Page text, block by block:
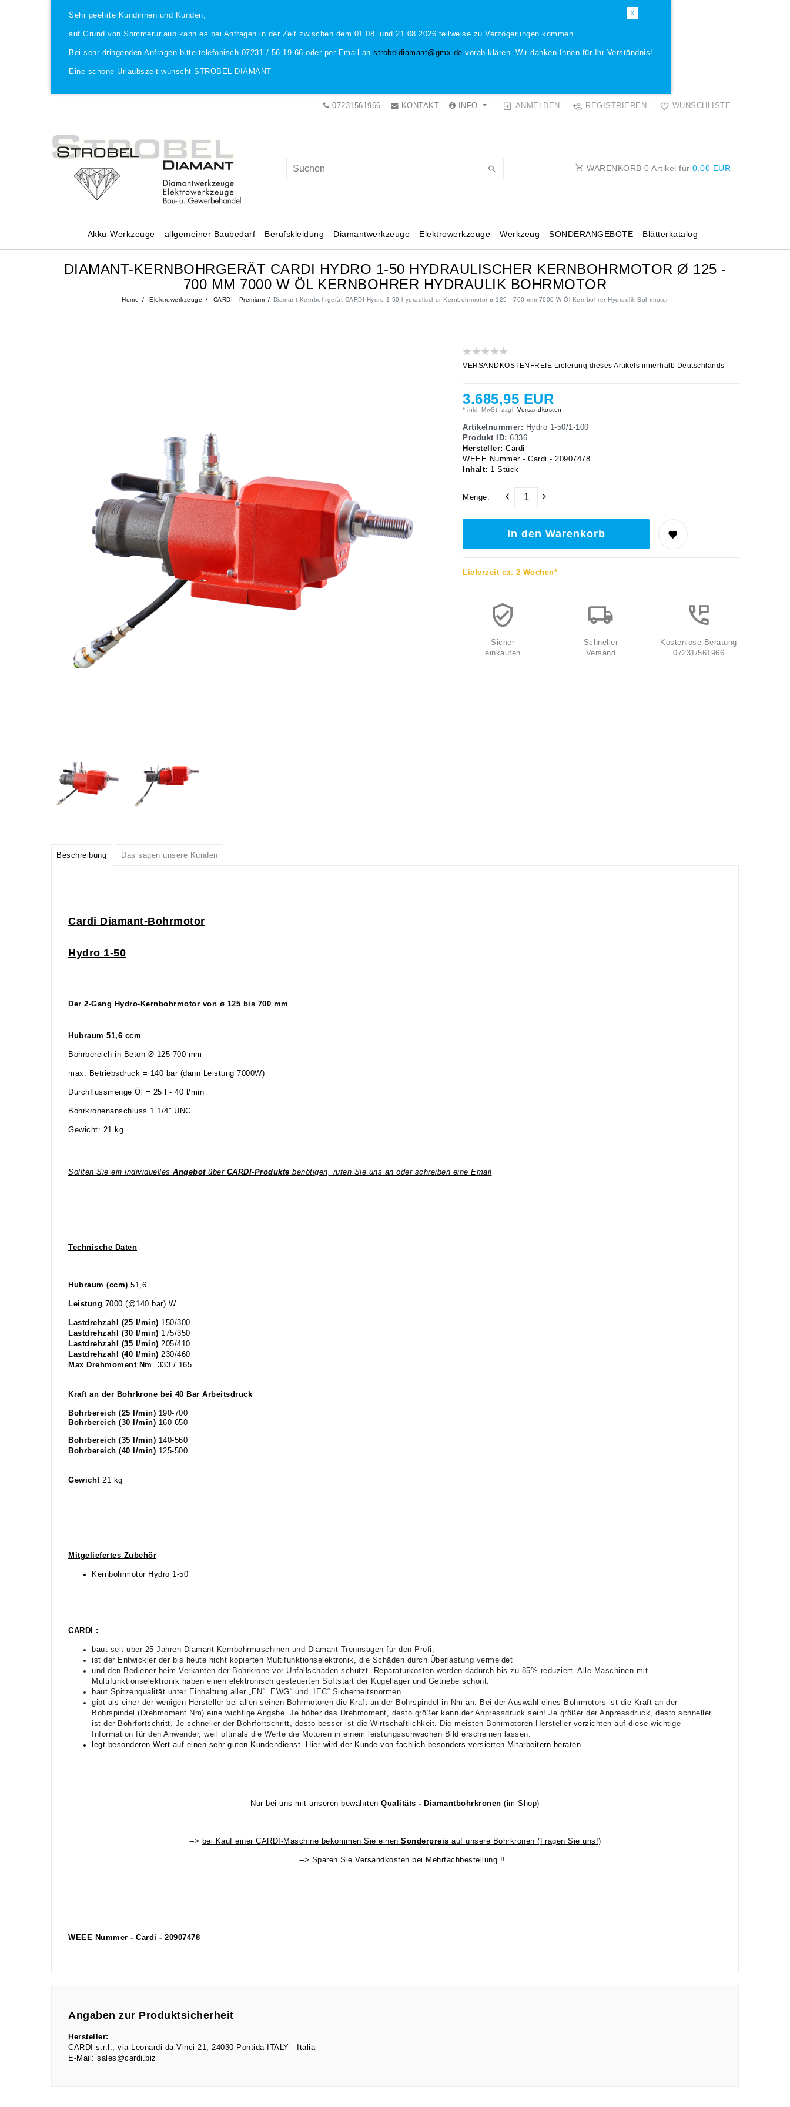
X
Sehr geehrte Kundinnen und Kunden,
auf Grund von Sommerurlaub kann es bei Anfragen in der Zeit zwischen dem 01.08. und 21.08.2026 teilweise zu Verzögerungen kommen.
Bei sehr dringenden Anfragen bitte telefonisch 07231 / 56 19 66 oder per Email an strobeldiamant@gmx.de vorab klären. Wir danken Ihnen für Ihr Verständnis!
Eine schöne Urlaubszeit wünscht STROBEL DIAMANT
07231561966 KONTAKT INFO ANMELDEN REGISTRIEREN WUNSCHLISTE
WARENKORB 0 Artikel für 0,00 EUR
Akku-Werkzeuge allgemeiner Baubedarf Berufskleidung Diamantwerkzeuge Elektrowerkzeuge Werkzeug Blätterkatalog
SONDERANGEBOTE
DIAMANT-KERNBOHRGERÄT CARDI HYDRO 1-50 HYDRAULISCHER KERNBOHRMOTOR Ø 125 -
700 MM 7000 W ÖL KERNBOHRER HYDRAULIK BOHRMOTOR
Home Elektrowerkzeuge CARDI - Premium Diamant-Kernbohrgerät CARDI Hydro 1-50 hydraulischer Kernbohrmotor ø 125 - 700 mm 7000 W Öl Kernbohrer Hydraulik Bohrmotor
VERSANDKOSTENFREIE Lieferung dieses Artikels innerhalb Deutschlands
3.685,95 EUR
* inkl. MwSt. zzgl. Versandkosten
Artikelnummer: Hydro 1-50/1-100
Produkt ID: 6336
Hersteller: Cardi
WEEE Nummer - Cardi - 20907478
Inhalt: 1 Stück
Menge:
In den Warenkorb
Lieferzeit ca. 2 Wochen*
Sicher
einkaufen
Schneller
Versand
Kostenlose Beratung
07231/561966
Beschreibung Das sagen unsere Kunden
Cardi Diamant-Bohrmotor
Hydro 1-50
Der 2-Gang Hydro-Kernbohrmotor von ø 125 bis 700 mm
Hubraum 51,6 ccm
Bohrbereich in Beton Ø 125-700 mm
max. Betriebsdruck = 140 bar (dann Leistung 7000W)
Durchflussmenge Öl = 25 l - 40 l/min
Bohrkronenanschluss 1 1/4'' UNC
Gewicht: 21 kg
Sollten Sie ein individuelles Angebotüber CARDI-Produkte benötigen, rufen Sie uns an oder schreiben eine Email
Technische Daten
Hubraum (ccm) 51,6
Leistung 7000 (@140 bar) W
Lastdrehzahl (25 l/min) 150/300
Lastdrehzahl (30 l/min) 175/350
Lastdrehzahl (35 l/min) 205/410
Lastdrehzahl (40 l/min) 230/460
Max Drehmoment Nm 333 / 165
Kraft an der Bohrkrone bei 40 Bar Arbeitsdruck
Bohrbereich (25 l/min) 190-700
Bohrbereich (30 l/min) 160-650
Bohrbereich (35 l/min) 140-560
Bohrbereich (40 l/min) 125-500
Gewicht 21 kg
Mitgeliefertes Zubehör
Kernbohrmotor Hydro 1-50
CARDI :
baut seit über 25 Jahren Diamant Kernbohrmaschinen und Diamant Trennsägen für den Profi.
ist der Entwickler der bis heute nicht kopierten Multifunktionselektronik, die Schäden durch Überlastung vermeidet
und den Bediener beim Verkanten der Bohrkrone vor Unfallschäden schützt. Reparaturkosten werden dadurch bis zu 85% reduziert. Alle Maschinen mit
Multifunktionselektronik haben einen elektronisch gesteuerten Softstart der Kugellager und Getriebe schont.
baut Spitzenqualität unter Einhaltung aller „EN“ „EWG“ und „IEC“ Sicherheitsnormen.
gibt als einer der wenigen Hersteller bei allen seinen Bohrmotoren die Kraft an der Bohrspindel in Nm an. Bei der Auswahl eines Bohrmotors ist die Kraft an der
Bohrspindel (Drehmoment Nm) eine wichtige Angabe. Je höher das Drehmoment, desto größer kann der Anpressdruck sein! Je größer der Anpressdruck, desto schneller
ist der Bohrfortschritt. Je schneller der Bohrfortschritt, desto besser ist die Wirtschaftlichkeit. Die meisten Bohrmotoren Hersteller verzichten auf diese wichtige
Information für den Anwender, weil oftmals die Werte die Motoren in einem leistungsschwachen Bild erscheinen lassen.
legt besonderen Wert auf einen sehr guten Kundendienst. Hier wird der Kunde von fachlich besonders versierten Mitarbeitern beraten.
Nur bei uns mit unseren bewährtenQualitäts - Diamantbohrkronen (im Shop)
--> bei Kauf einer CARDI-Maschine bekommen Sie einen Sonderpreis auf unsere Bohrkronen (Fragen Sie uns!)
--> Sparen Sie Versandkosten bei Mehrfachbestellung !!
WEEE Nummer - Cardi - 20907478
Angaben zur Produktsicherheit
Hersteller:
CARDI s.r.l.
via Leonardi da Vinci 21 24030 Pontida ITALY
Italia
E-Mail: sales@cardi.biz